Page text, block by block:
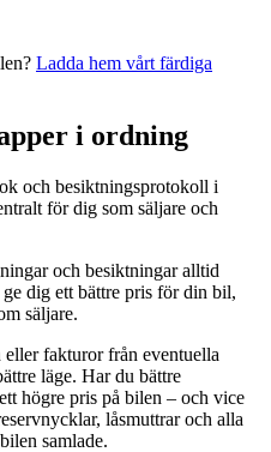
Ladda hem vårt färdiga
i ordning
och besiktningsprotokoll i
för dig som säljare och
och besiktningar alltid
dig ett bättre pris för din bil,
säljare.
fakturor från eventuella
läge. Har du bättre
högre pris på bilen – och vice
låsmuttrar och alla
samlade.